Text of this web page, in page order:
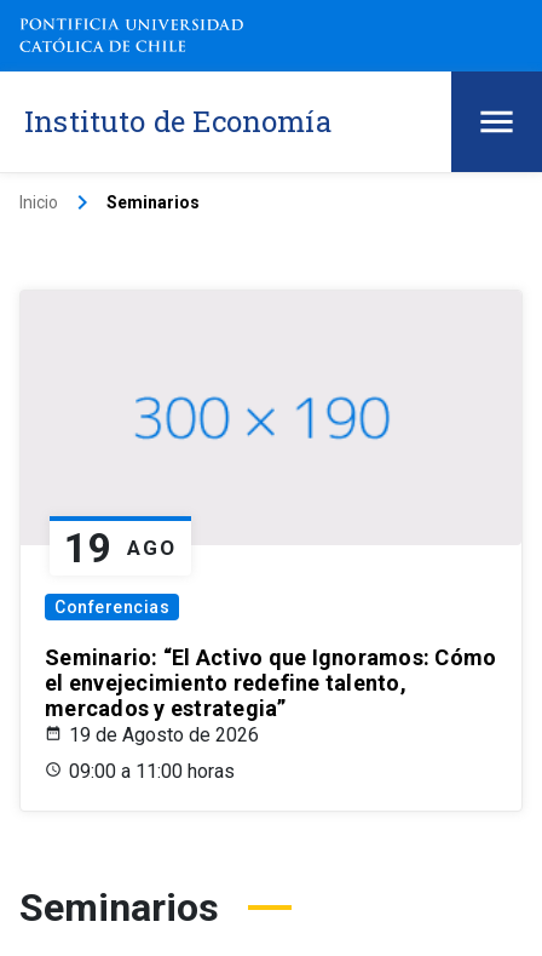
Instituto de Economía
Inicio keyboard_arrow_right Seminarios
19 AGO
Conferencias
Seminario: “El Activo que Ignoramos: Cómo
el envejecimiento redefine talento,
mercados y estrategia”
19 de Agosto de 2026
09:00 a 11:00 horas
Seminarios